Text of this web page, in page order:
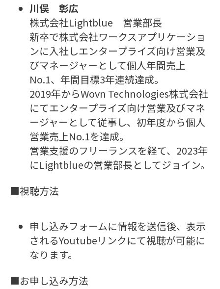
川俣 彰広
株式会社Lightblue 営業部長
新卒で株式会社ワークスアプリケーショ
ンに入社しエンタープライズ向け営業及
びマネージャーとして個人年間売上
No.1、年間目標3年連続達成。
2019年からWovn Technologies株式会社
にてエンタープライズ向け営業及びマネ
ージャーとして従事し、初年度から個人
営業売上No.1を達成。
営業支援のフリーランスを経て、2023年
にLightblueの営業部長としてジョイン。
■視聴方法
申し込みフォームに情報を送信後、表示
されるYoutubeリンクにて視聴が可能に
なります。
■お申し込み方法